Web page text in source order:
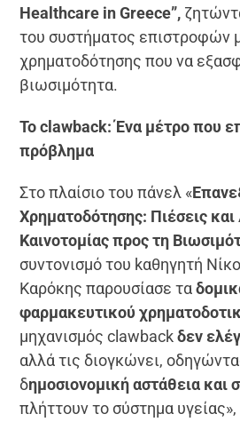
Healthcare in Greece”,
του συστήματος επιστροφών
χρηματοδότησης που να
βιωσιμότητα.
Το clawback: Ένα μέτρο που
πρόβλημα
Στο πλαίσιο του πάνελ «
Χρηματοδότησης: Πιέσεις
Καινοτομίας προς τη
συντονισμό του kαθηγητή
Καρόκης παρουσίασε τα
φαρμακευτικού
μηχανισμός clawbackδεν
αλλά τις διογκώνει,
δημοσιονομική αστάθεια και
πλήττουν το σύστημα υγείας»,